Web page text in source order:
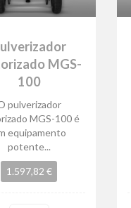
MGS-
100
pulverizador
MGS-100 é
equipamento
potente...
1.597,82 €